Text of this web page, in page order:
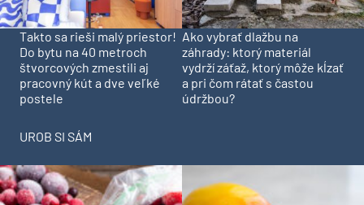
Takto sa rieši malý priestor!
Do bytu na 40 metroch
štvorcových zmestili aj
pracovný kút a dve veľké
postele
Ako vybrať dlažbu na
záhrady: ktorý materiál
vydrží záťaž, ktorý môže kĺzať
a pri čom rátať s častou
údržbou?
UROB SI SÁM